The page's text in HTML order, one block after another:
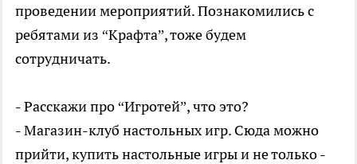
проведении мероприятий. Познакомились с
ребятами из “Крафта”, тоже будем
сотрудничать.
- Расскажи про “Игротей”, что это?
- Магазин-клуб настольных игр. Сюда можно
прийти, купить настольные игры и не только -